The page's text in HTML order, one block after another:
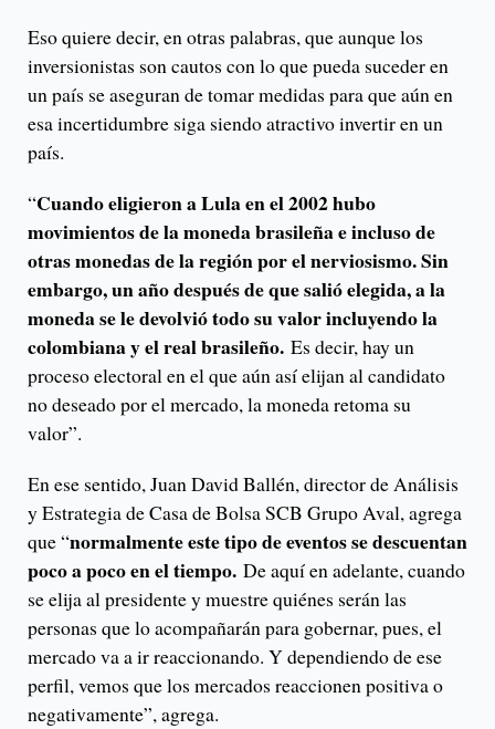
Eso quiere decir, en otras palabras, que aunque los
inversionistas son cautos con lo que pueda suceder en
un país se aseguran de tomar medidas para que aún en
esa incertidumbre siga siendo atractivo invertir en un
país.
“Cuando eligieron a Lula en el 2002 hubo
movimientos de la moneda brasileña e incluso de
otras monedas de la región por el nerviosismo. Sin
embargo, un año después de que salió elegida, a la
moneda se le devolvió todo su valor incluyendo la
colombiana y el real brasileño. Es decir, hay un
proceso electoral en el que aún así elijan al candidato
no deseado por el mercado, la moneda retoma su
valor”.
En ese sentido, Juan David Ballén, director de Análisis
y Estrategia de Casa de Bolsa SCB Grupo Aval, agrega
que “normalmente este tipo de eventos se descuentan
poco a poco en el tiempo. De aquí en adelante, cuando
se elija al presidente y muestre quiénes serán las
personas que lo acompañarán para gobernar, pues, el
mercado va a ir reaccionando. Y dependiendo de ese
perfil, vemos que los mercados reaccionen positiva o
negativamente”, agrega.